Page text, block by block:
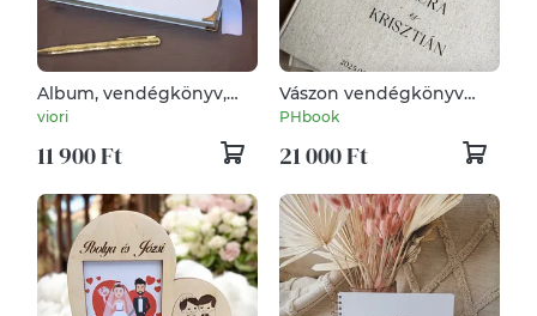
Album, vendégkönyv,
emlékkönyv bézs
viori
11 900 Ft
Vászon vendégkönyv
(cérnafűzött)
PHbook
21 000 Ft